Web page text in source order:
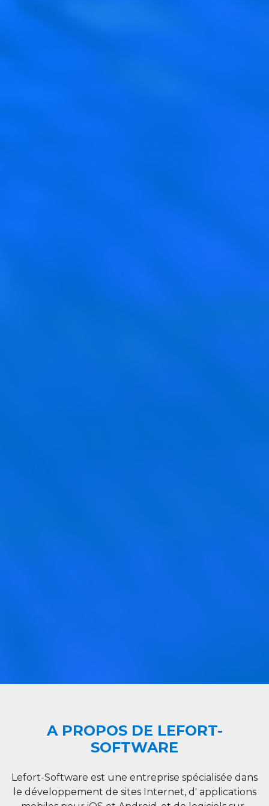
A PROPOS DE LEFORT-
SOFTWARE
Lefort-Software est une entreprise spécialisée dans
le développement de sites Internet, d' applications